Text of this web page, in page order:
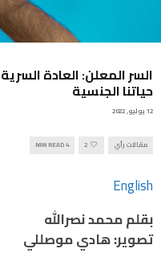
السر المعلن: العادة
حياتنا الجنسية
12 يوليو, 2022
مقالات رأي 2
4 MIN READ
English
بقلم محمد نصرالله
تصوير: هادي موصللي